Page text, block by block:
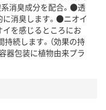
消臭成分を配合。●透
消臭します。●ニオイ
を感じるところにお
続します。（効果の持
器包装に植物由来プラ